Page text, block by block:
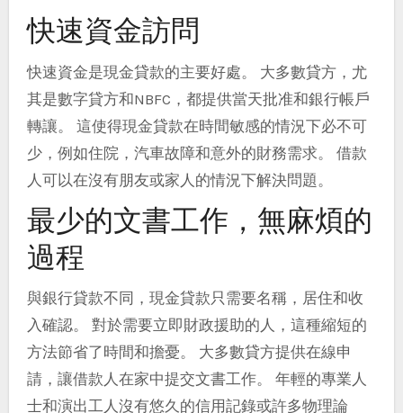
快速資金訪問
快速資金是現金貸款的主要好處。 大多數貸方，尤
其是數字貸方和NBFC，都提供當天批准和銀行帳戶
轉讓。 這使得現金貸款在時間敏感的情況下必不可
少，例如住院，汽車故障和意外的財務需求。 借款
人可以在沒有朋友或家人的情況下解決問題。
最少的文書工作，無麻煩的
過程
與銀行貸款不同，現金貸款只需要名稱，居住和收
入確認。 對於需要立即財政援助的人，這種縮短的
方法節省了時間和擔憂。 大多數貸方提供在線申
請，讓借款人在家中提交文書工作。 年輕的專業人
士和演出工人沒有悠久的信用記錄或許多物理論